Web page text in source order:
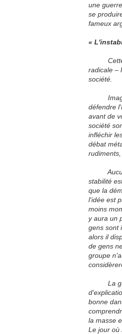
une
se
fameux
«
Cette
radicale –
société.
défendre
avant de
société
infléchir
débat
Aucun
stabilité
que la
l'idée est
moins
y aura un
gens sont
alors il
de gens
groupe
La
bonne
la masse
Le jour où